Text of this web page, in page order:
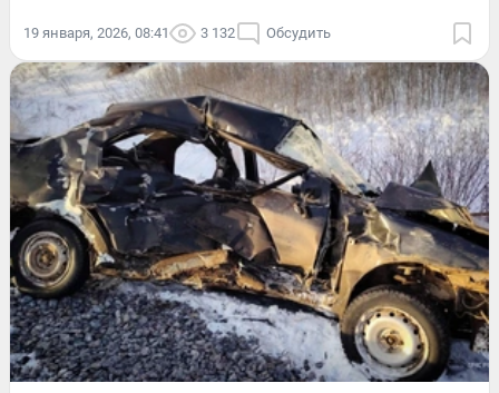
19 января, 2026, 08:41 3 132 Обсудить